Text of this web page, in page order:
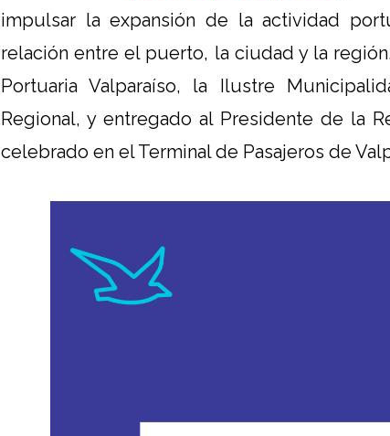
impulsar la expansión de la actividad
relación entre el puerto, la ciudad y la
Portuaria Valparaíso, la Ilustre
Regional, y entregado al Presidente de la
celebrado en el Terminal de Pasajeros de